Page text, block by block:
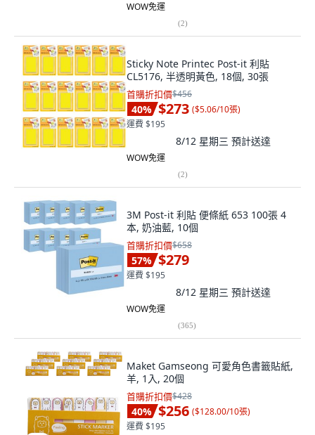
WOW免運
(2)
Sticky Note Printec Post-it 利貼
CL5176, 半透明黃色, 18個, 30張
首購折扣價$456
40% $273 ($5.06/10張)
運費 $195
8/12 星期三 預計送達
WOW免運
(2)
3M Post-it 利貼 便條紙 653 100張 4
本, 奶油藍, 10個
首購折扣價$658
57% $279
運費 $195
8/12 星期三 預計送達
WOW免運
(365)
Maket Gamseong 可愛角色書籤貼紙,
羊, 1入, 20個
首購折扣價$428
40% $256 ($128.00/10張)
運費 $195